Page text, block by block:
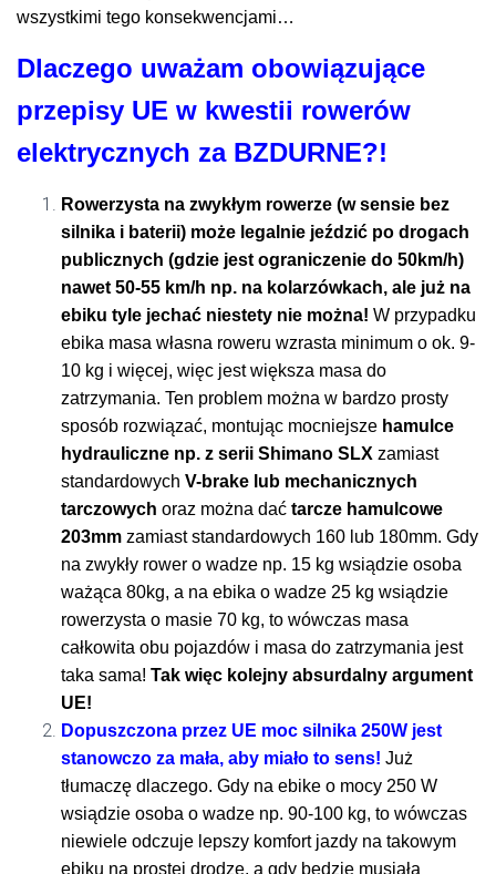
wszystkimi tego konsekwencjami…
Dlaczego uważam obowiązujące
przepisy UE w kwestii rowerów
elektrycznych za BZDURNE?!
Rowerzysta na zwykłym rowerze (w sensie bez
silnika i baterii) może legalnie jeździć po drogach
publicznych (gdzie jest ograniczenie do 50km/h)
nawet 50-55 km/h np. na kolarzówkach, ale już na
ebiku tyle jechać niestety nie można! W przypadku
ebika masa własna roweru wzrasta minimum o ok. 9-
10 kg i więcej, więc jest większa masa do
zatrzymania. Ten problem można w bardzo prosty
sposób rozwiązać, montując mocniejsze hamulce
hydrauliczne np. z serii Shimano SLX zamiast
standardowych V-brake lub mechanicznych
tarczowych oraz można dać tarcze hamulcowe
203mm zamiast standardowych 160 lub 180mm. Gdy
na zwykły rower o wadze np. 15 kg wsiądzie osoba
ważąca 80kg, a na ebika o wadze 25 kg wsiądzie
rowerzysta o masie 70 kg, to wówczas masa
całkowita obu pojazdów i masa do zatrzymania jest
taka sama! Tak więc kolejny absurdalny argument
UE!
Dopuszczona przez UE moc silnika 250W jest
stanowczo za mała, aby miało to sens! Już
tłumaczę dlaczego. Gdy na ebike o mocy 250 W
wsiądzie osoba o wadze np. 90-100 kg, to wówczas
niewiele odczuje lepszy komfort jazdy na takowym
ebiku na prostej drodze, a gdy będzie musiała